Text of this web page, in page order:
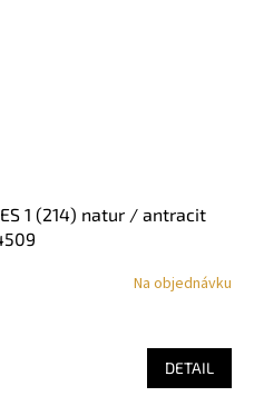
Na objednávku
DETAIL